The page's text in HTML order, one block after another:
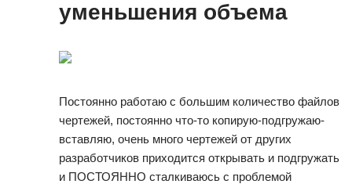
уменьшения объема
Постоянно работаю с большим количество файлов
чертежей, постоянно что-то копирую-подгружаю-
вставляю, очень много чертежей от других
разработчиков приходится открывать и подгружать
и ПОСТОЯННО сталкиваюсь с проблемой